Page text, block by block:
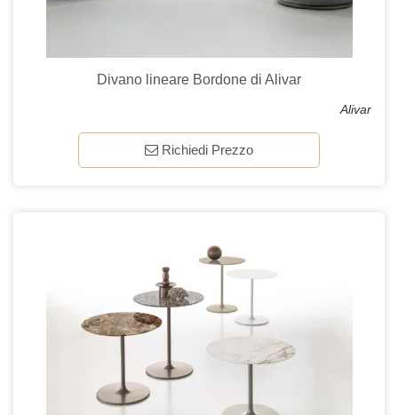
Divano lineare Bordone di Alivar
Alivar
Richiedi Prezzo